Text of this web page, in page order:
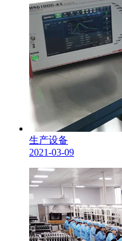
生产设备
2021-03-09